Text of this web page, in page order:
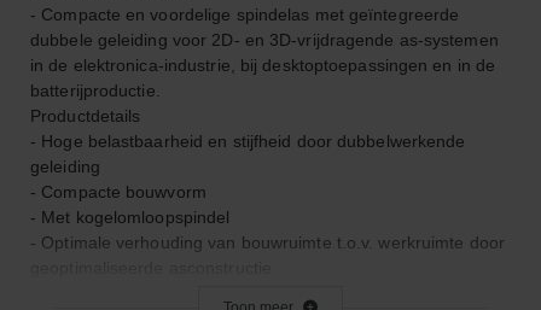
- Compacte en voordelige spindelas met geïntegreerde
dubbele geleiding voor 2D- en 3D-vrijdragende as-systemen
in de elektronica-industrie, bij desktoptoepassingen en in de
batterijproductie.
Productdetails
- Hoge belastbaarheid en stijfheid door dubbelwerkende
geleiding
- Compacte bouwvorm
- Met kogelomloopspindel
- Optimale verhouding van bouwruimte t.o.v. werkruimte door